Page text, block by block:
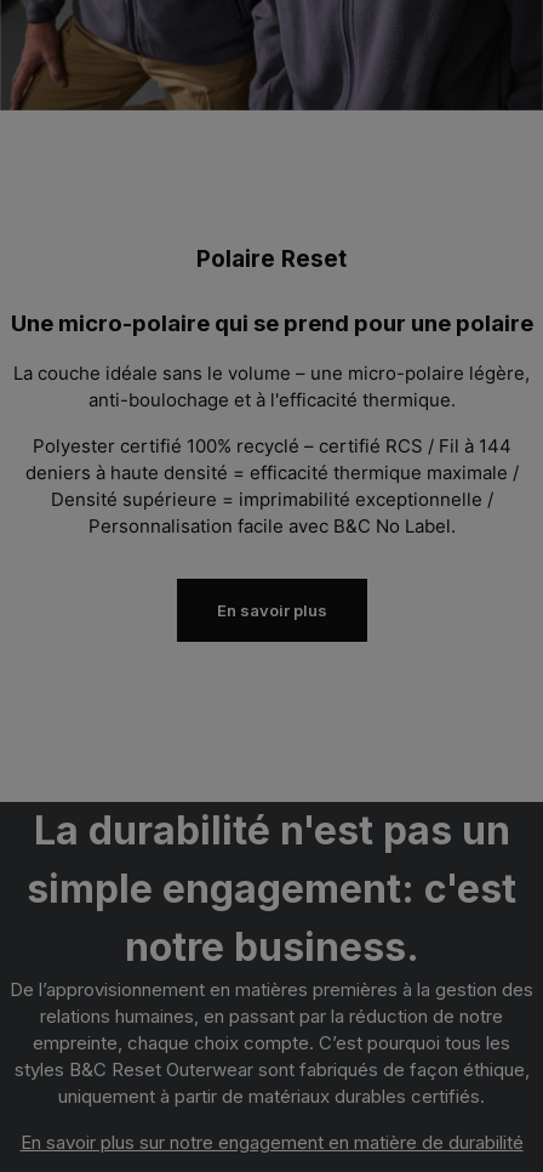
Polaire Reset
Une micro-polaire qui se prend pour une polaire
La couche idéale sans le volume – une micro-polaire légère,
anti-boulochage et à l'efficacité thermique.
Polyester certifié 100% recyclé – certifié RCS / Fil à 144
deniers à haute densité = efficacité thermique maximale /
Densité supérieure = imprimabilité exceptionnelle /
Personnalisation facile avec B&C No Label.
En savoir plus
La durabilité n'est pas un
simple engagement: c'est
notre business.
De l’approvisionnement en matières premières à la gestion des
relations humaines, en passant par la réduction de notre
empreinte, chaque choix compte. C’est pourquoi tous les
styles B&C Reset Outerwear sont fabriqués de façon éthique,
uniquement à partir de matériaux durables certifiés.
En savoir plus sur notre engagement en matière de durabilité